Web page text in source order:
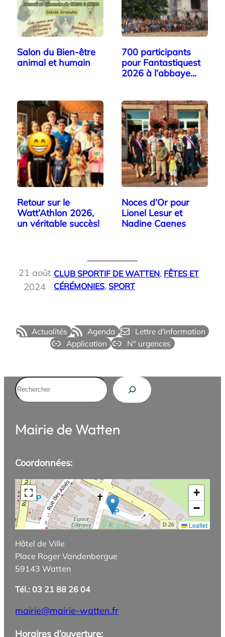
Salon du Bien-être
animal et humain
700 participants
pour Fantastiquest
2026 à l’abbaye…
Retour sur le
Watt’Athlon 2026,
un véritable succès!
Noces d’Or pour
Lionel Lesur et
Nadine Caenes
21 août
2024
CLUB SPORTIF DE WATTEN, FÊTES ET
CÉRÉMONIES, SPORT
Actualités Agenda
Lettre d'information
Application
N° urgences
Rechercher
Mairie de Watten
Coordonnées:
+
−
Leaflet
Hôtel de Ville
Place Roger Vandenbergue
59143 Watten
Tél.: 03 21 88 26 04
mairie@mairie-watten.fr
Horaires d’ouverture: